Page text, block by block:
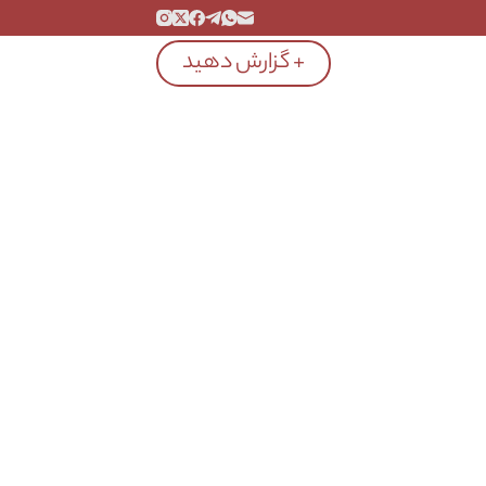
+ گزارش دهید